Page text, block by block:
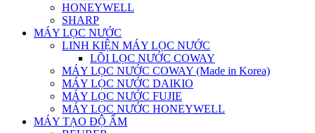
HONEYWELL
SHARP
MÁY LỌC NƯỚC
LINH KIỆN MÁY LỌC NƯỚC
LÕI LỌC NƯỚC COWAY
MÁY LỌC NƯỚC COWAY (Made in Korea)
MÁY LỌC NƯỚC DAIKIO
MÁY LỌC NƯỚC FUJIE
MÁY LỌC NƯỚC HONEYWELL
MÁY TẠO ĐỘ ẨM